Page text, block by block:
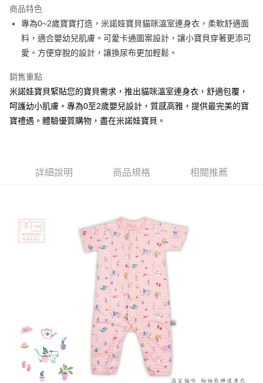
悠遊付
ATM付款
運送方式
宅配
每筆NT$80，滿NT$500(含以上)免運費
臺灣離島-金、馬、澎
商品特色
專為0~2歲寶寶打造，米諾娃寶貝貓咪溫室連身衣，柔軟舒適面
料，適合嬰幼兒肌膚。可愛卡通圖案設計，讓小寶貝穿著更添可
愛。方便穿脫的設計，讓換尿布更加輕鬆。
銷售重點
米諾娃寶貝緊貼您的寶貝需求，推出貓咪溫室連身衣，舒適包覆，
呵護幼小肌膚。專為0至2歲嬰兒設計，質感高雅，提供最完美的寶
寶禮遇。體驗優質購物，盡在米諾娃寶貝。
詳細說明 商品規格 相關推薦